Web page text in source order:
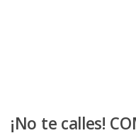
¡No te calles!